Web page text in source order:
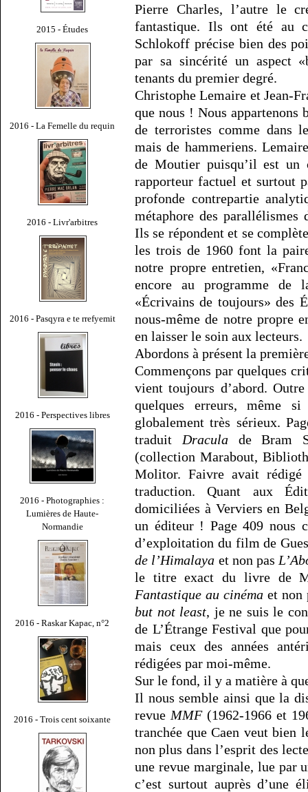
2015 - Études
2016 - La Femelle du requin
2016 - Livr'arbitres
2016 - Pasqyra e te rrefyemit
2016 - Perspectives libres
2016 - Photographies :
Lumières de Haute-
Normandie
2016 - Raskar Kapac, n°2
2016 - Trois cent soixante
Pierre Charles, l’autre le
fantastique. Ils ont été au
Schlokoff précise bien des
par sa sincérité un aspect
tenants du premier degré.
Christophe Lemaire et Jean-
que nous ! Nous appartenons
de terroristes comme dans
mais de hammeriens.
de Moutier puisqu’il est un
rapporteur factuel et surtout
profonde contrepartie
métaphore des parallélismes
Ils se répondent et se
les trois de 1960 font la
notre propre entretien,
encore au programme de
«Écrivains de toujours» des
nous-même de notre propre
en laisser le soin aux lecteurs.
Abordons à présent la
Commençons par quelques
vient toujours d’abord.
quelques erreurs, même
globalement très sérieux.
traduit Draculade Bram
(collection Marabout,
Molitor. Faivre avait rédigé
traduction. Quant aux
domiciliées à Verviers en
un éditeur ! Page 409 nous
d’exploitation du film de
de l’Himalaya et non pas
le titre exact du livre de
Fantastique au cinémaet non
but not least, je ne suis le
de L’Étrange Festival que
mais ceux des années
rédigées par moi-même.
Sur le fond, il y a matière à
Il nous semble ainsi que la
revue MMF(1962-1966 et
tranchée que Caen veut bien
non plus dans l’esprit des
une revue marginale, lue par
c’est surtout auprès d’une